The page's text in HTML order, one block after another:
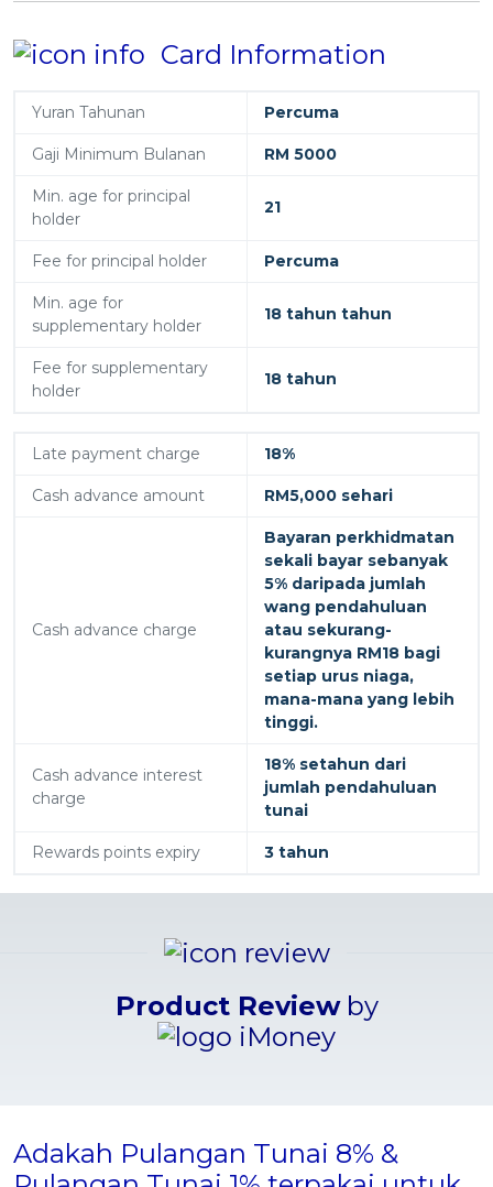
Card Information
Yuran Tahunan Percuma
Gaji Minimum Bulanan RM 5000
Min. age for principal
holder
21
Fee for principal holder Percuma
Min. age for
supplementary holder
18 tahun tahun
Fee for supplementary
holder
18 tahun
Late payment charge 18%
Cash advance amount RM5,000 sehari
Cash advance charge
Bayaran perkhidmatan
sekali bayar sebanyak
5% daripada jumlah
wang pendahuluan
atau sekurang-
kurangnya RM18 bagi
setiap urus niaga,
mana-mana yang lebih
tinggi.
Cash advance interest
charge
18% setahun dari
jumlah pendahuluan
tunai
Rewards points expiry 3 tahun
Product Reviewby
Adakah Pulangan Tunai 8% &